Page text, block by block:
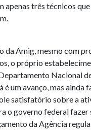
apenas três técnicos
da Amig, mesmo com
o próprio
Nacional
um avanço, mas ainda
satisfatório sobre a
o governo federal fazer
da Agência